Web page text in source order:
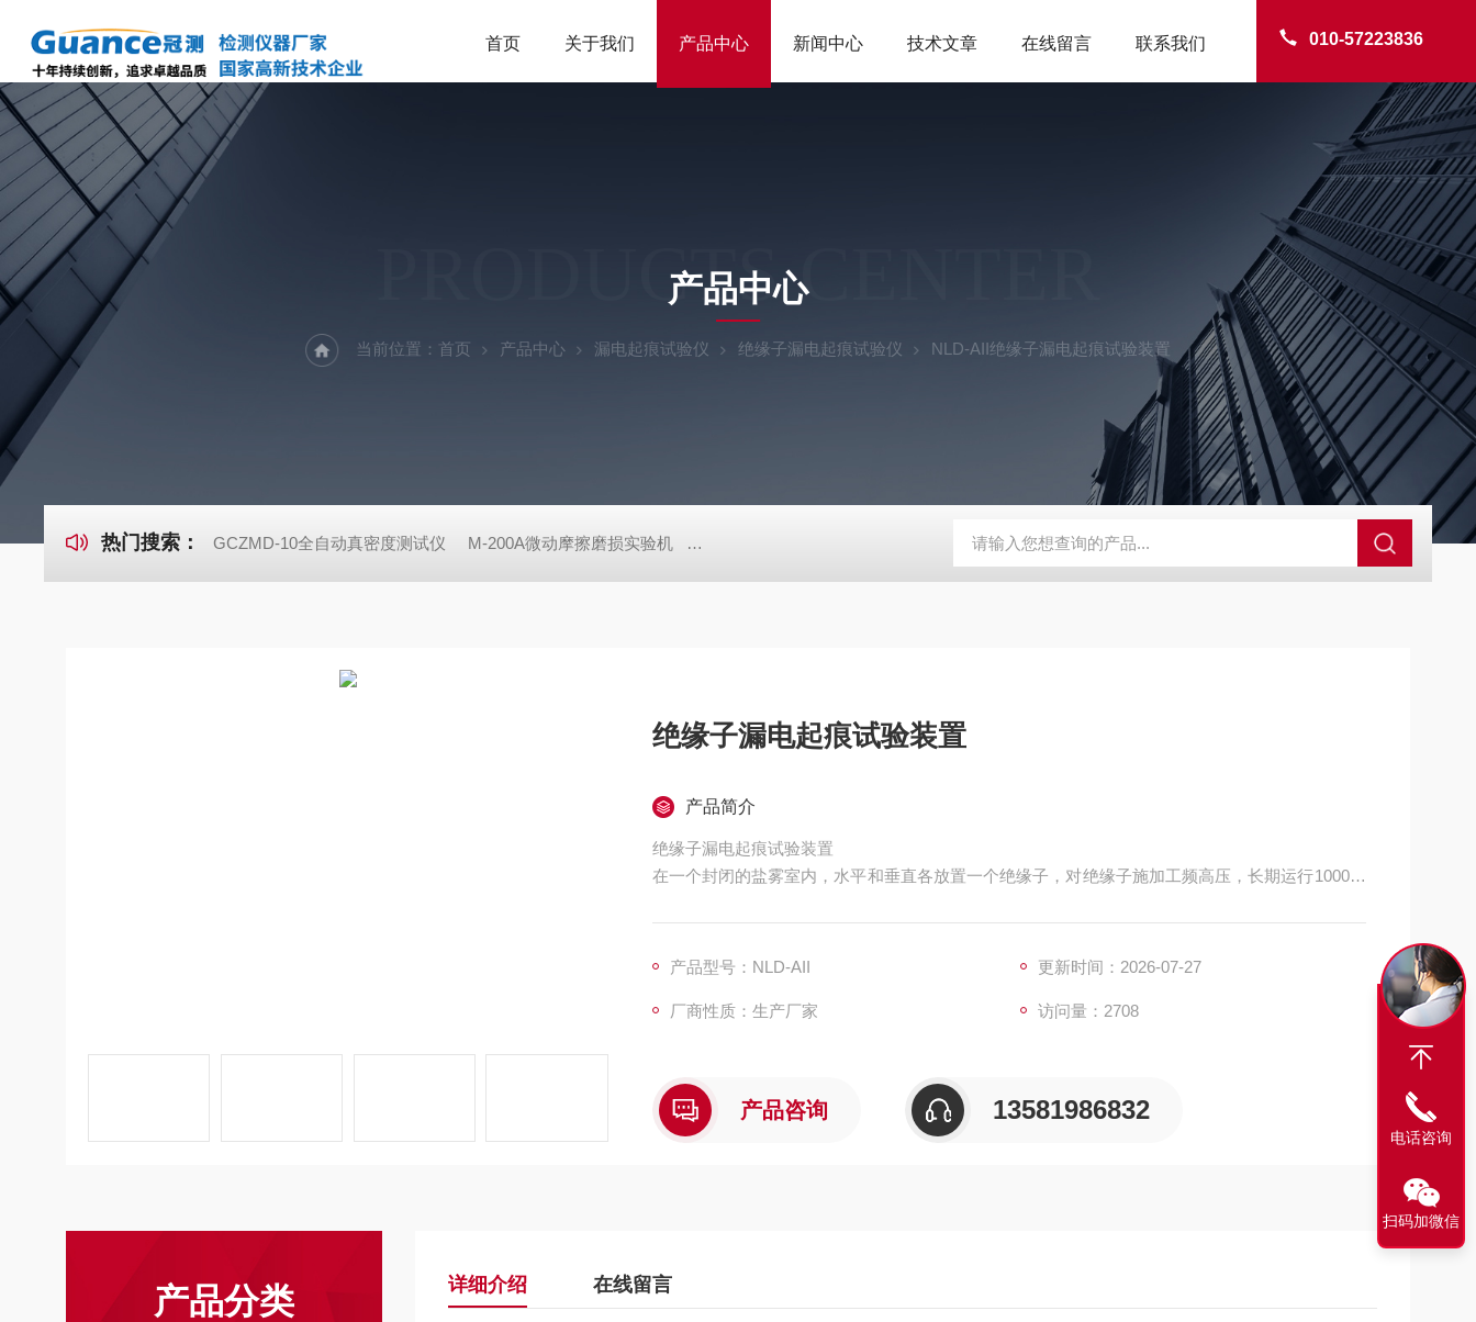
010-57223836
首页 关于我们 产品中心 新闻中心 技术文章 在线留言 联系我们
PRODUCTS CENTER
产品中心
当前位置： 首页 产品中心 漏电起痕试验仪 绝缘子漏电起痕试验仪 NLD-AII绝缘子漏电起痕试验装置
热门搜索： GCZMD-10全自动真密度测试仪 M-200A微动摩擦磨损实验机 GCDDJ-50Kv电压击穿试验仪-微机控制 GCDDJ-50Kv绝缘材料电压击穿强度试验机 GCDDJ-100Kv
绝缘子漏电起痕试验装置
产品简介
绝缘子漏电起痕试验装置
在一个封闭的盐雾室内，水平和垂直各放置一个绝缘子，对绝缘子施加工频高压，长期运行1000小
产品型号：NLD-AII
更新时间：2026-07-27
厂商性质：生产厂家 访问量：2708
产品咨询 13581986832
产品分类 详细介绍 在线留言
电话咨询
扫码加微信